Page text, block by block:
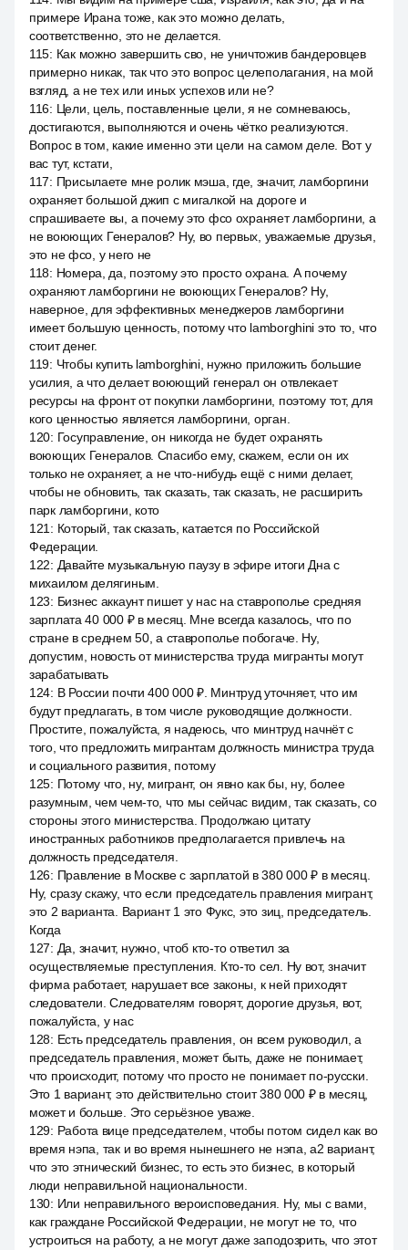
примере Ирана тоже, как это можно делать,
соответственно, это не делается.
115: Как можно завершить сво, не уничтожив бандеровцев
примерно никак, так что это вопрос целеполагания, на мой
взгляд, а не тех или иных успехов или не?
116: Цели, цель, поставленные цели, я не сомневаюсь,
достигаются, выполняются и очень чётко реализуются.
Вопрос в том, какие именно эти цели на самом деле. Вот у
вас тут, кстати,
117: Присылаете мне ролик мэша, где, значит, ламборгини
охраняет большой джип с мигалкой на дороге и
спрашиваете вы, а почему это фсо охраняет ламборгини, а
не воюющих Генералов? Ну, во первых, уважаемые друзья,
это не фсо, у него не
118: Номера, да, поэтому это просто охрана. А почему
охраняют ламборгини не воюющих Генералов? Ну,
наверное, для эффективных менеджеров ламборгини
имеет большую ценность, потому что lamborghini это то, что
стоит денег.
119: Чтобы купить lamborghini, нужно приложить большие
усилия, а что делает воюющий генерал он отвлекает
ресурсы на фронт от покупки ламборгини, поэтому тот, для
кого ценностью является ламборгини, орган.
120: Госуправление, он никогда не будет охранять
воюющих Генералов. Спасибо ему, скажем, если он их
только не охраняет, а не что-нибудь ещё с ними делает,
чтобы не обновить, так сказать, так сказать, не расширить
парк ламборгини, кото
121 : Который, так сказать, катается по Российской
Федерации.
122: Давайте музыкальную паузу в эфире итоги Дна с
михаилом делягиным.
123: Бизнес аккаунт пишет у нас на ставрополье средняя
зарплата 40 000 ₽ в месяц. Мне всегда казалось, что по
стране в среднем 50, а ставрополье побогаче. Ну,
допустим, новость от министерства труда мигранты могут
зарабатывать
124: В России почти 400 000 ₽. Минтруд уточняет, что им
будут предлагать, в том числе руководящие должности.
Простите, пожалуйста, я надеюсь, что минтруд начнёт с
того, что предложить мигрантам должность министра труда
и социального развития, потому
125: Потому что, ну, мигрант, он явно как бы, ну, более
разумным, чем чем-то, что мы сейчас видим, так сказать, со
стороны этого министерства. Продолжаю цитату
иностранных работников предполагается привлечь на
должность председателя.
126: Правление в Москве с зарплатой в 380 000 ₽ в месяц.
Ну, сразу скажу, что если председатель правления мигрант,
это 2 варианта. Вариант 1 это Фукс, это зиц, председатель.
Когда
127: Да, значит, нужно, чтоб кто-то ответил за
осуществляемые преступления. Кто-то сел. Ну вот, значит
фирма работает, нарушает все законы, к ней приходят
следователи. Следователям говорят, дорогие друзья, вот,
пожалуйста, у нас
128: Есть председатель правления, он всем руководил, а
председатель правления, может быть, даже не понимает,
что происходит, потому что просто не понимает по-русски.
Это 1 вариант, это действительно стоит 380 000 ₽ в месяц,
может и больше. Это серьёзное уваже.
129: Работа вице председателем, чтобы потом сидел как во
время нэпа, так и во время нынешнего не нэпа, a2 вариант,
что это этнический бизнес, то есть это бизнес, в который
люди неправильной национальности.
130: Или неправильного вероисповедания. Ну, мы с вами,
как граждане Российской Федерации, не могут не то, что
устроиться на работу, а не могут даже заподозрить, что этот